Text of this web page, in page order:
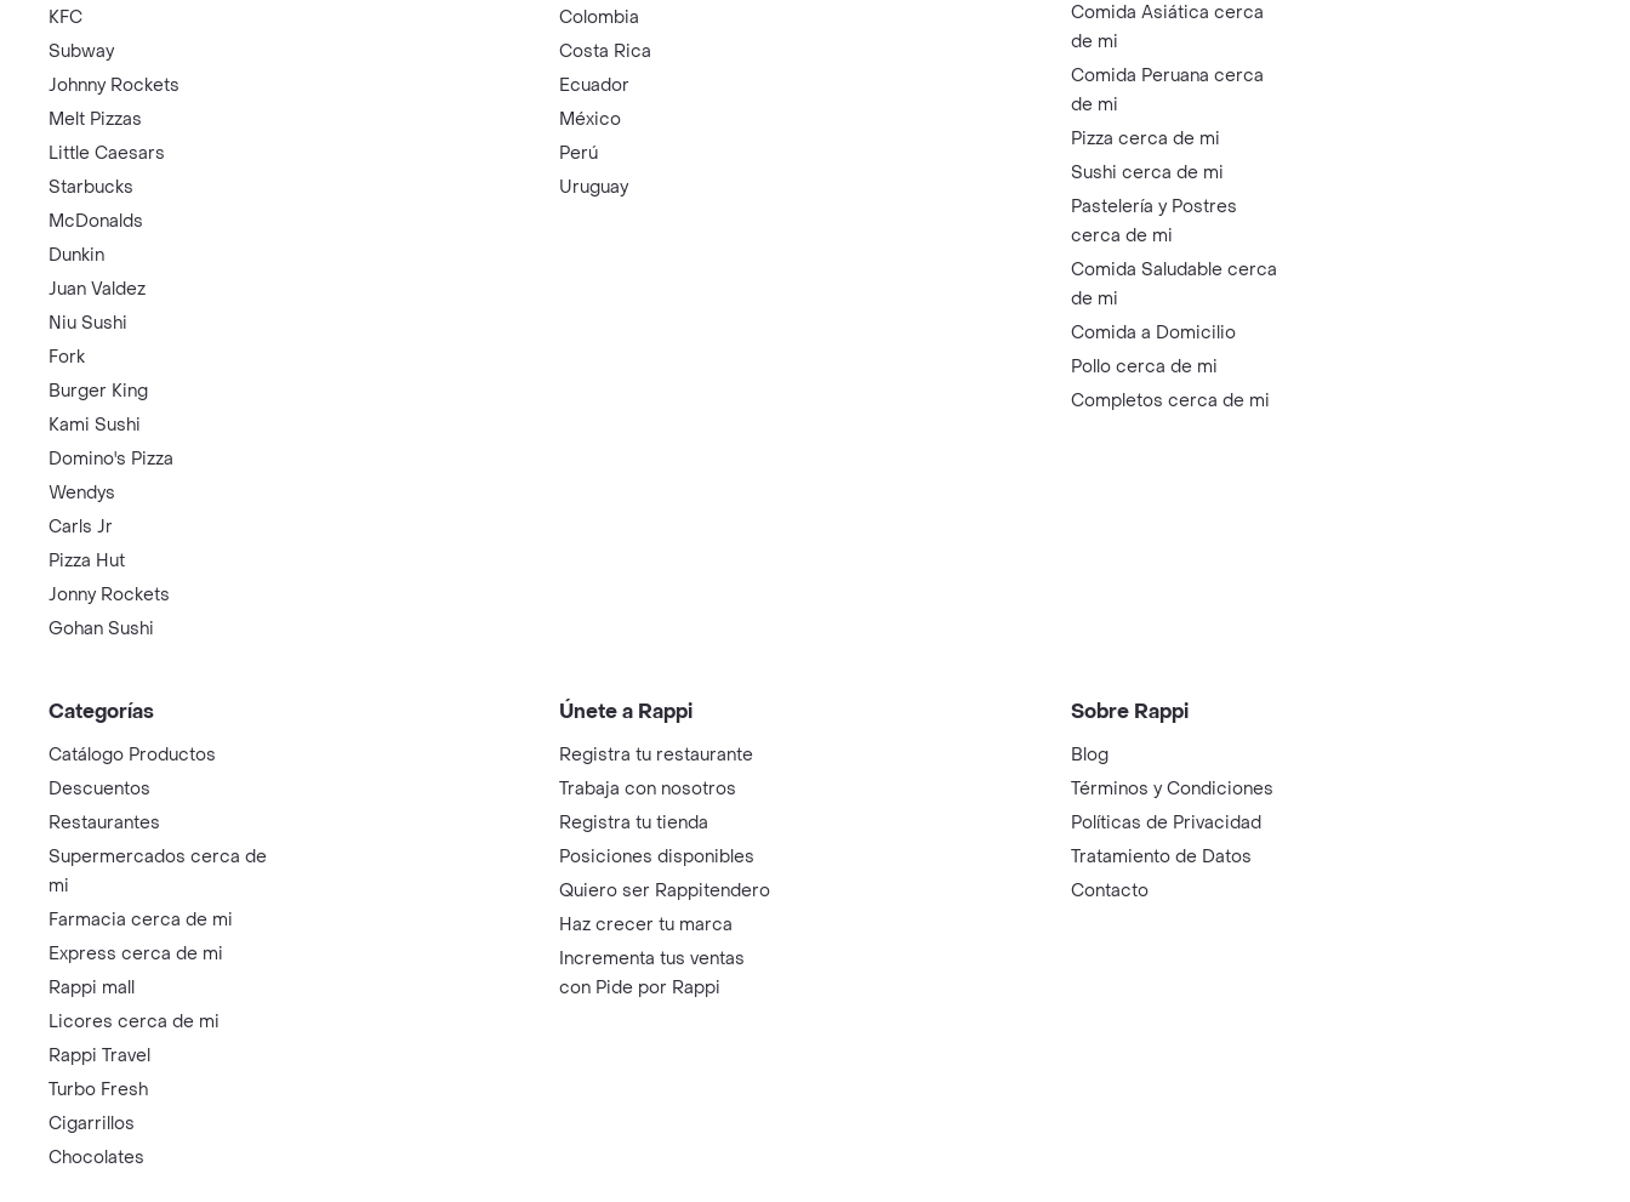
KFC
Subway
Johnny Rockets
Melt Pizzas
Little Caesars
Starbucks
McDonalds
Dunkin
Juan Valdez
Niu Sushi
Fork
Burger King
Kami Sushi
Domino's Pizza
Wendys
Carls Jr
Pizza Hut
Jonny Rockets
Gohan Sushi
Colombia
Costa Rica
Ecuador
México
Perú
Uruguay
Comida Asiática cerca
de mi
Comida Peruana cerca
de mi
Pizza cerca de mi
Sushi cerca de mi
Pastelería y Postres
cerca de mi
Comida Saludable cerca
de mi
Comida a Domicilio
Pollo cerca de mi
Completos cerca de mi
Categorías
Catálogo Productos
Descuentos
Restaurantes
Supermercados cerca de
mi
Farmacia cerca de mi
Express cerca de mi
Rappi mall
Licores cerca de mi
Rappi Travel
Turbo Fresh
Cigarrillos
Chocolates
Únete a Rappi
Registra tu restaurante
Trabaja con nosotros
Registra tu tienda
Posiciones disponibles
Quiero ser Rappitendero
Haz crecer tu marca
Incrementa tus ventas
con Pide por Rappi
Sobre Rappi
Blog
Términos y Condiciones
Políticas de Privacidad
Tratamiento de Datos
Contacto